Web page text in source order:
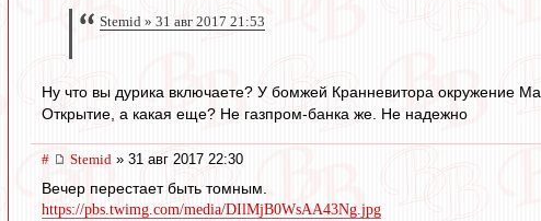
Stemid » 31 авг 2017 21:53
Ну что вы дурика включаете? У бомжей Кранневитора окружение
Открытие, а какая еще? Не газпром-банка же. Не надежно
# Stemid » 31 авг 2017 22:30
Вечер перестает быть томным.
https://pbs.twimg.com/media/DIlMjB0WsAA43Ng.jpg